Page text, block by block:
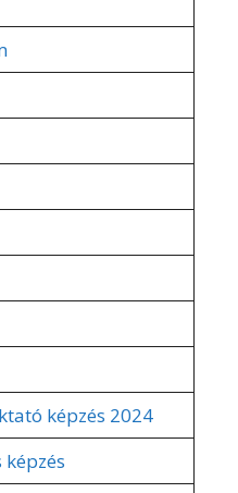
képzés 2024